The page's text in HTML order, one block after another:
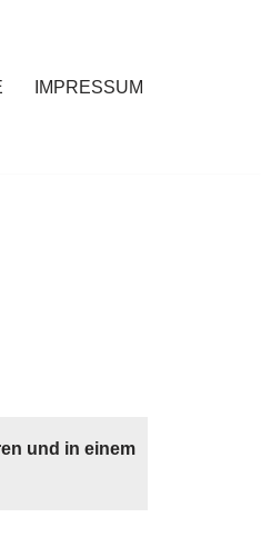
IMPRESSUM
und in einem